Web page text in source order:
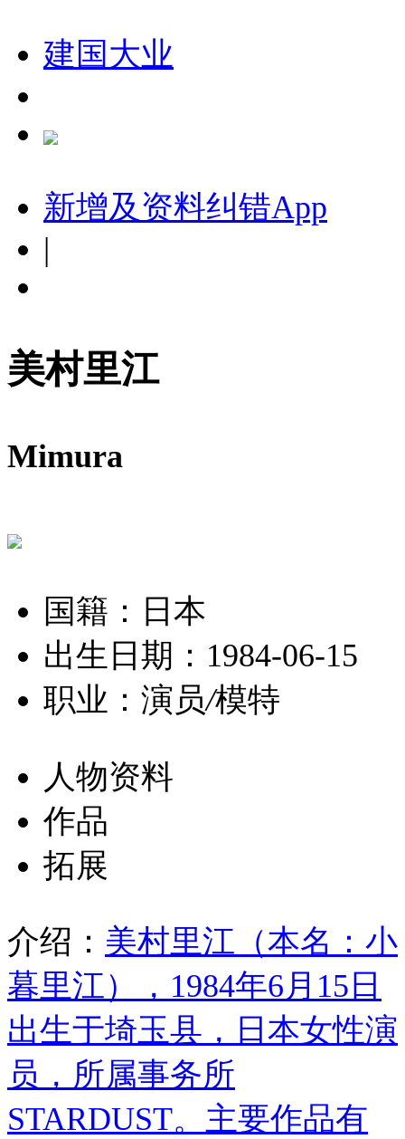
建国大业
新增及资料纠错App
|
美村里江
Mimura
国籍：日本
出生日期：1984-06-15
职业：演员/模特
人物资料
作品
拓展
介绍： 美村里江（本名：小
暮里江），1984年6月15日
出生于埼玉县，日本女性演
员，所属事务所
STARDUST。主要作品有